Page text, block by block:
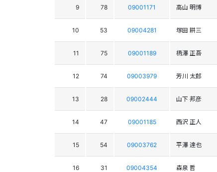
9 78 09001171 高山 明博
10 53 09004281 塚田 耕三
11 75 09001189 柄澤 正吾
12 74 09003979 芳川 太郎
13 28 09002444 山下 邦彦
14 47 09001185 西沢 正人
15 54 09003762 平澤 達也
16 31 09004354 森泉 哲